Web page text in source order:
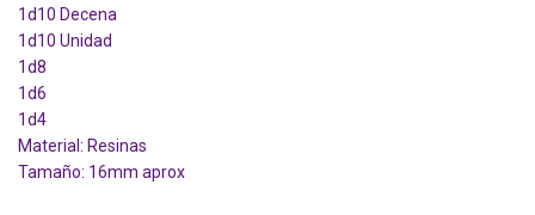
1d10 Decena
1d10 Unidad
1d8
1d6
1d4
Material: Resinas
Tamaño: 16mm aprox